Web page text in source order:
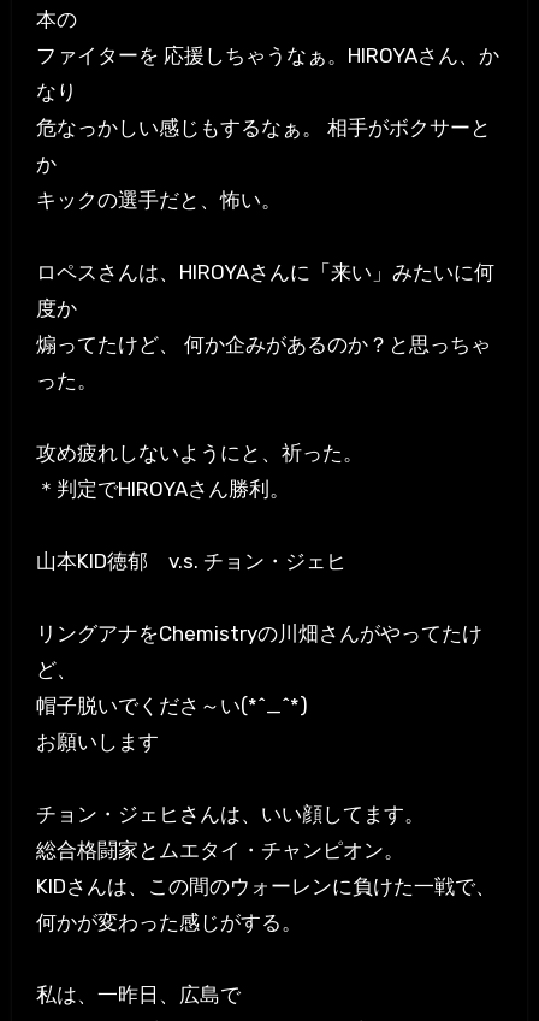
本の
ファイターを 応援しちゃうなぁ。HIROYAさん、か
なり
危なっかしい感じもするなぁ。 相手がボクサーと
か
キックの選手だと、怖い。
ロペスさんは、HIROYAさんに「来い」みたいに何
度か
煽ってたけど、 何か企みがあるのか？と思っちゃ
った。
攻め疲れしないようにと、祈った。
＊判定でHIROYAさん勝利。
山本KID徳郁 v.s. チョン・ジェヒ
リングアナをChemistryの川畑さんがやってたけ
ど、
帽子脱いでくださ～い(*^_^*)
お願いします
チョン・ジェヒさんは、いい顔してます。
総合格闘家とムエタイ・チャンピオン。
KIDさんは、この間のウォーレンに負けた一戦で、
何かが変わった感じがする。
私は、一昨日、広島で